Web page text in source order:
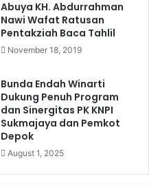
Abuya KH. Abdurrahman
Nawi Wafat Ratusan
Pentakziah Baca Tahlil
November 18, 2019
Bunda Endah Winarti
Dukung Penuh Program
dan Sinergitas PK KNPI
Sukmajaya dan Pemkot
Depok
August 1, 2025